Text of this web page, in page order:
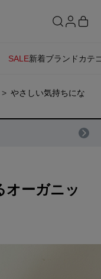
SALE新着ブランド カテ
やさしい気持ちにな
オーガニッ